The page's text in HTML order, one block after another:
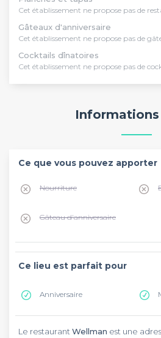
Cet établissement ne propose pas de
Gâteaux d'anniversaire
Cet établissement ne propose pas de
Cocktails dînatoires
Cet établissement ne propose pas de
Ce que vous pouvez apporter
Nourriture
Gâteau d'anniversaire
Ce lieu est parfait pour
Anniversaire
Le restaurant Wellman est une